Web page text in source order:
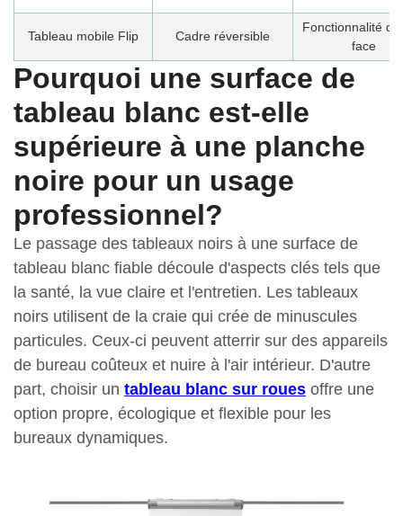
Tableau mobile Flip Cadre réversible
Fonctionnalité
face
Pourquoi une surface de
tableau blanc est-elle
supérieure à une planche
noire pour un usage
professionnel?
Le passage des tableaux noirs à une surface de
tableau blanc fiable découle d'aspects clés tels que
la santé, la vue claire et l'entretien. Les tableaux
noirs utilisent de la craie qui crée de minuscules
particules. Ceux-ci peuvent atterrir sur des appareils
de bureau coûteux et nuire à l'air intérieur. D'autre
part, choisir un tableau blanc sur roues offre une
option propre, écologique et flexible pour les
bureaux dynamiques.